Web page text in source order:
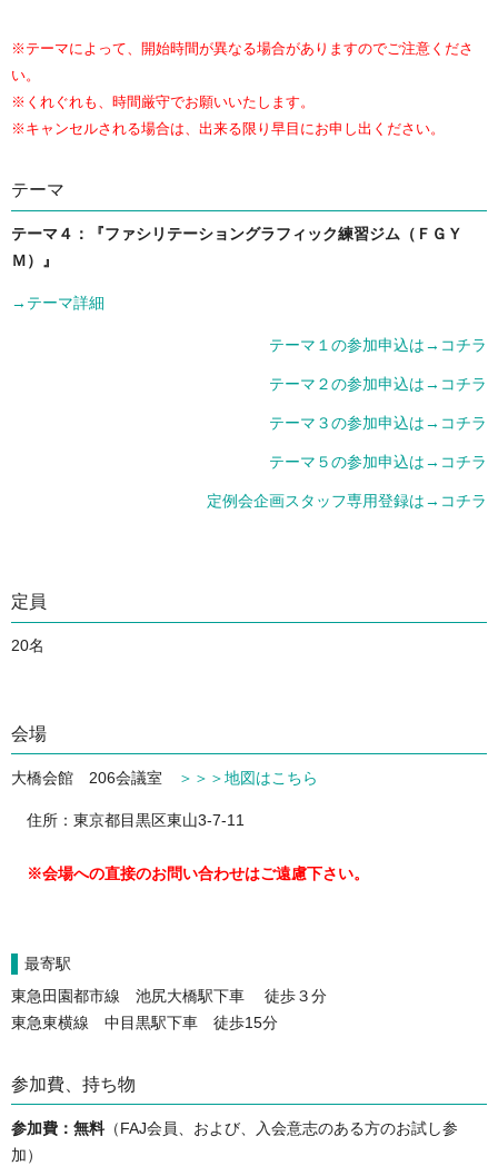
※テーマによって、開始時間が異なる場合がありますのでご注意くださ
い。
※くれぐれも、時間厳守でお願いいたします。
※キャンセルされる場合は、出来る限り早目にお申し出ください。
テーマ
テーマ４：『ファシリテーショングラフィック練習ジム（ＦＧＹ
Ｍ）』
→テーマ詳細
テーマ１の参加申込は→コチラ
テーマ２の参加申込は→コチラ
テーマ３の参加申込は→コチラ
テーマ５の参加申込は→コチラ
定例会企画スタッフ専用登録は→コチラ
定員
20名
会場
大橋会館 206会議室 ＞＞＞地図はこちら
住所：東京都目黒区東山3-7-11
※会場への直接のお問い合わせはご遠慮下さい。
最寄駅
東急田園都市線 池尻大橋駅下車 徒歩３分
東急東横線 中目黒駅下車 徒歩15分
参加費、持ち物
参加費：無料（FAJ会員、および、入会意志のある方のお試し参
加）